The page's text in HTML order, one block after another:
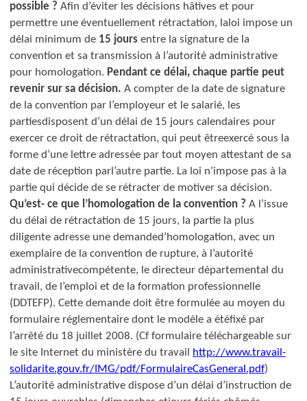
possible ? Afin d’éviter les décisions hâtives et pour
permettre une éventuellement rétractation, la loi impose un
délai minimum de 15 jours entre la signature de la
convention et sa transmission à l’autorité administrative
pour homologation. Pendant ce délai, chaque partie peut
revenir sur sa décision. A compter de la date de signature
de la convention par l’employeur et le salarié, les
partiesdisposent d’un délai de 15 jours calendaires pour
exercer ce droit de rétractation, qui peut êtreexercé sous la
forme d’une lettre adressée par tout moyen attestant de sa
date de réception par l’autre partie. La loi n’impose pas à la
partie qui décide de se rétracter de motiver sa décision.
Qu’est- ce que l’homologation de la convention ? A l’issue
du délai de rétractation de 15 jours, la partie la plus
diligente adresse une demanded’homologation, avec un
exemplaire de la convention de rupture, à l’autorité
administrativecompétente, le directeur départemental du
travail, de l’emploi et de la formation professionnelle
(DDTEFP). Cette demande doit être formulée au moyen du
formulaire réglementaire dont le modèle a étéfixé par
l’arrêté du 18 juillet 2008. (Cf formulaire téléchargeable sur
le site Internet du ministère du travail
http://www.travail-
solidarite.gouv.fr/IMG/pdf/FormulaireCasGeneral.pdf)
L’autorité administrative dispose d’un délai d’instruction de